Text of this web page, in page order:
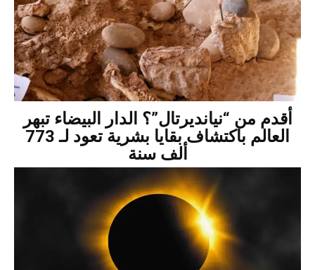
أقدم من “نيانديرتال”؟ الدار البيضاء تبهر
العالم باكتشاف بقايا بشرية تعود لـ 773
ألف سنة